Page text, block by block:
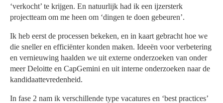
‘verkocht’ te krijgen. En natuurlijk had ik een ijzersterk
projectteam om me heen om ‘dingen te doen gebeuren’.
Ik heb eerst de processen bekeken, en in kaart gebracht hoe we
die sneller en efficiënter konden maken. Ideeën voor verbetering
en vernieuwing haalden we uit externe onderzoeken van onder
meer Deloitte en CapGemini en uit interne onderzoeken naar de
kandidaattevredenheid.
In fase 2 nam ik verschillende type vacatures en ‘best practices’